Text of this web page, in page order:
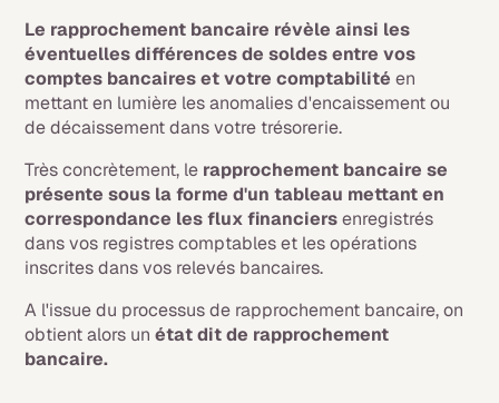
Le rapprochement bancaire révèle ainsi les
éventuelles différences de soldes entre vos
comptes bancaires et votre comptabilité en
mettant en lumière les anomalies d'encaissement ou
de décaissement dans votre trésorerie.
Très concrètement, le rapprochement bancaire se
présente sous la forme d'un tableau mettant en
correspondance les flux financiersenregistrés
dans vos registres comptables et les opérations
inscrites dans vos relevés bancaires.
A l'issue du processus de rapprochement bancaire, on
obtient alors unétat dit de rapprochement
bancaire.